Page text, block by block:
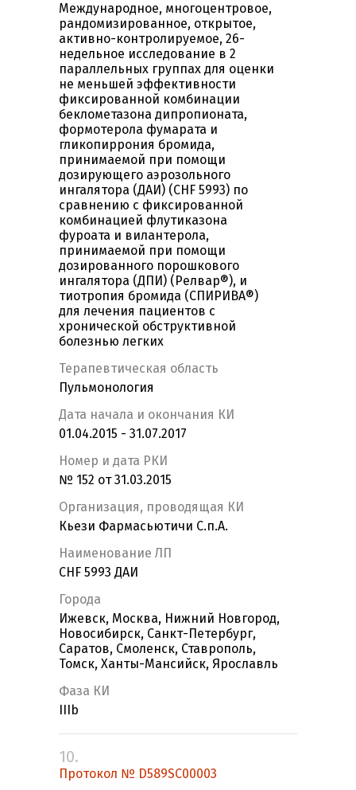
Международное, многоцентровое,
рандомизированное, открытое,
активно-контролируемое, 26-
недельное исследование в 2
параллельных группах для оценки
не меньшей эффективности
фиксированной комбинации
беклометазона дипропионата,
формотерола фумарата и
гликопиррония бромида,
принимаемой при помощи
дозирующего аэрозольного
ингалятора (ДАИ) (CHF 5993) по
сравнению с фиксированной
комбинацией флутиказона
фуроата и вилантерола,
принимаемой при помощи
дозированного порошкового
ингалятора (ДПИ) (Релвар®), и
тиотропия бромида (СПИРИВА®)
для лечения пациентов с
хронической обструктивной
болезнью легких
Терапевтическая область
Пульмонология
Дата начала и окончания КИ
01.04.2015 - 31.07.2017
Номер и дата РКИ
№ 152 от 31.03.2015
Организация, проводящая КИ
Кьези Фармасьютичи С.п.А.
Наименование ЛП
CHF 5993 ДАИ
Города
Ижевск, Москва, Нижний Новгород,
Новосибирск, Санкт-Петербург,
Саратов, Смоленск, Ставрополь,
Томск, Ханты-Мансийск, Ярославль
Фаза КИ
IIIb
10.
Протокол № D589SC00003